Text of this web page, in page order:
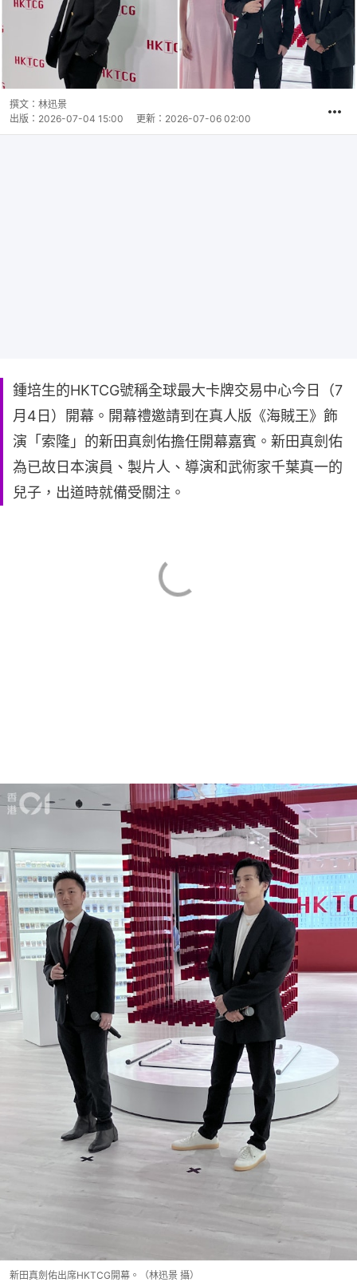
撰文： 林迅景
出版： 2026-07-04 15:00 更新： 2026-07-06 02:00
鍾培生的HKTCG號稱全球最大卡牌交易中心今日（7
月4日）開幕。開幕禮邀請到在真人版《海賊王》飾
演「索隆」的新田真劍佑擔任開幕嘉賓。新田真劍佑
為已故日本演員、製片人、導演和武術家千葉真一的
兒子，出道時就備受關注。
新田真劍佑出席HKTCG開幕。（林迅景 攝）